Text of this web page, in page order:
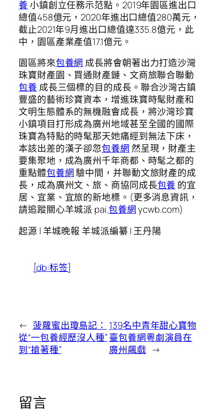
養小鎮創立任務示范點。2019年園區進出口
總值458億元，2020年進出口總值280萬元，
截止2021年9月進出口總值達335.8億元，此
中，園區產業產值17.1億元。
園區將來包養網成長將會朝著出力打造沙灣
珠寶財產園、買通財產鏈、文商旅聯合聯動
包養成長三個標的目的成長。聯合沙灣古鎮
豐盛的藝術珍寶資本，增進珠寶時髦財產和
文明生態體系的無機融會成長，將沙灣珍寶
小鎮項目打形成為廣州地域甚至全國的國際
珠寶為特點的時髦那天她痛經到無法下床，
本該出差的漢子卻忽包養網 然呈現，財產主
要集聚地，成為廣州千年商都、時髦之都的
重點體包養網驗中間，并聯動文旅財產的成
長，成為廣州文、旅、商協同成長包養 的宜
居、宜業、宜旅的新地標。(更多消息資訊，
請追蹤關心羊城派 pai.包養網ycwb.com)
起源 | 羊城晚報 羊城派編纂 | 王丹陽
[db:标签]
← 菠蘿蜜出瓊島記：
從“一包養經歷沒人種”
到“搶著種”
139名中青年甜心寶物
臺包養網粵劇演員在
廣州飆戲 →
留言